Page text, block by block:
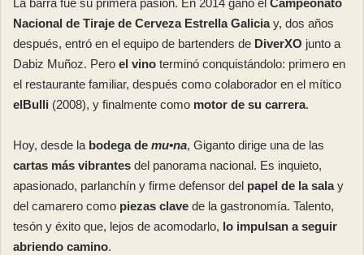
La barra fue su primera pasión. En 2014 ganó el Campeonato
Nacional de Tiraje de Cerveza Estrella Galiciay, dos años
después, entró en el equipo de bartenders de DiverXO junto a
Dabiz Muñoz. Pero el vino terminó conquistándolo: primero en
el restaurante familiar, después como colaborador en el mítico
elBulli (2008), y finalmente como motor de su carrera.
Hoy, desde la bodega de mu•na, Giganto dirige una de las
cartas más vibrantes del panorama nacional. Es inquieto,
apasionado, parlanchín y firme defensor del papel de la salay
del camarero como piezas clave de la gastronomía. Talento,
tesón y éxito que, lejos de acomodarlo, lo impulsan a seguir
abriendo camino.